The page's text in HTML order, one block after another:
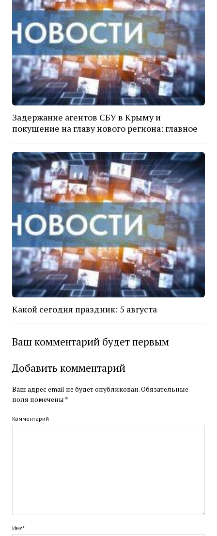
Задержание агентов СБУ в Крыму и
покушение на главу нового региона: главное
Какой сегодня праздник: 5 августа
Ваш комментарий будет первым
Добавить комментарий
Ваш адрес email не будет опубликован.Обязательные
поля помечены *
Комментарий
Имя*